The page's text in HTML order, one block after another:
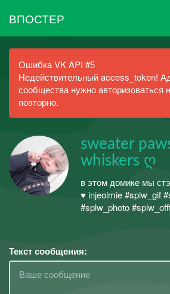
ВПОСТЕР
Ошибка VK API #5
Недействительный access_token!
сообщества нужно авторизоваться
повторно.
sweater
whiskers ღ
в этом домике мы
♥ injeolmie #splw_gif
#splw_photo
Текст сообщения: